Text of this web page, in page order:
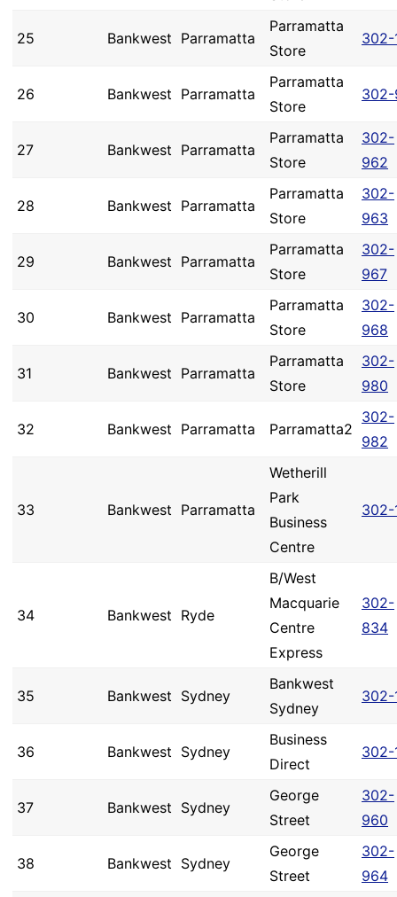
25 Bankwest Parramatta
Parramatta
Store
302-
26 Bankwest Parramatta
Parramatta
Store
302-
27 Bankwest Parramatta
Parramatta
Store
302-
962
28 Bankwest Parramatta
Parramatta
Store
302-
963
29 Bankwest Parramatta
Parramatta
Store
302-
967
30 Bankwest Parramatta
Parramatta
Store
302-
968
31 Bankwest Parramatta
Parramatta
Store
302-
980
32 Bankwest Parramatta Parramatta2
302-
982
33 Bankwest Parramatta
Wetherill
Park
Business
Centre
302-
34 Bankwest Ryde
B/West
Macquarie
Centre
Express
302-
834
35 Bankwest Sydney
Bankwest
Sydney
302-
36 Bankwest Sydney
Business
Direct
302-
37 Bankwest Sydney
George
Street
302-
960
38 Bankwest Sydney
George
Street
302-
964